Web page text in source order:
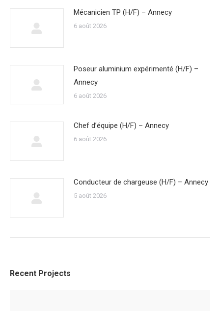
Mécanicien TP (H/F) – Annecy
6 août 2026
Poseur aluminium expérimenté (H/F) –
Annecy
6 août 2026
Chef d’équipe (H/F) – Annecy
6 août 2026
Conducteur de chargeuse (H/F) – Annecy
5 août 2026
Recent Projects